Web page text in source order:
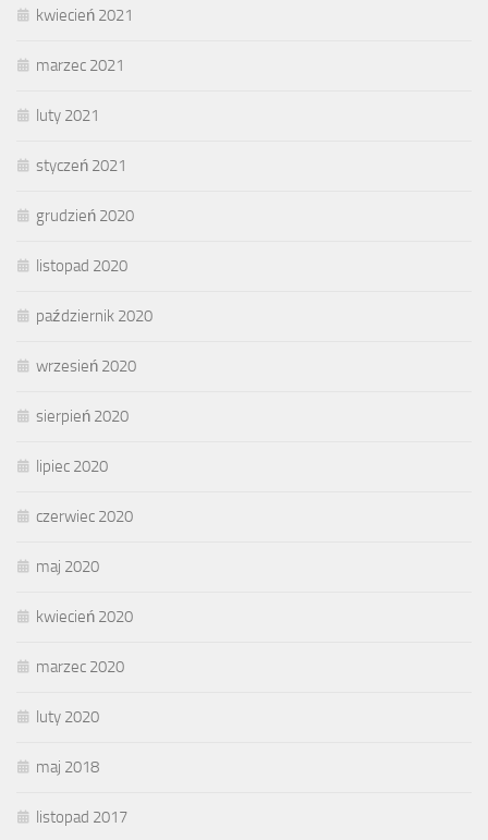
kwiecień 2021
marzec 2021
luty 2021
styczeń 2021
grudzień 2020
listopad 2020
październik 2020
wrzesień 2020
sierpień 2020
lipiec 2020
czerwiec 2020
maj 2020
kwiecień 2020
marzec 2020
luty 2020
maj 2018
listopad 2017